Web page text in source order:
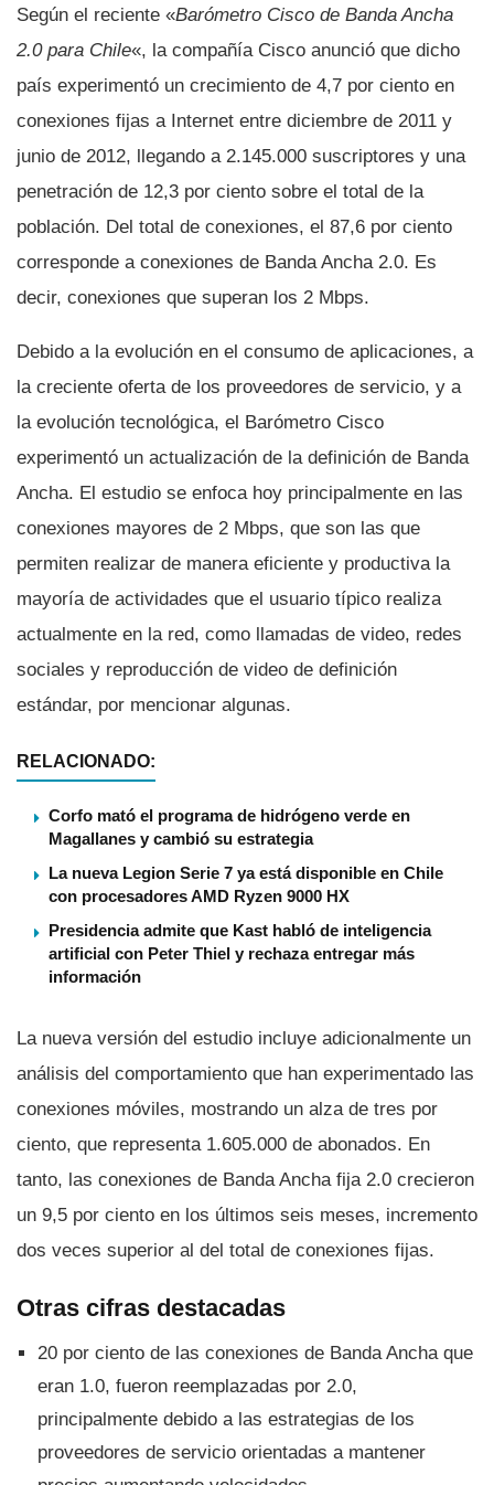
Según el reciente «Barómetro Cisco de Banda Ancha
2.0 para Chile«, la compañí­a Cisco anunció que dicho
paí­s experimentó un crecimiento de 4,7 por ciento en
conexiones fijas a Internet entre diciembre de 2011 y
junio de 2012, llegando a 2.145.000 suscriptores y una
penetración de 12,3 por ciento sobre el total de la
población. Del total de conexiones, el 87,6 por ciento
corresponde a conexiones de Banda Ancha 2.0. Es
decir, conexiones que superan los 2 Mbps.
Debido a la evolución en el consumo de aplicaciones, a
la creciente oferta de los proveedores de servicio, y a
la evolución tecnológica, el Barómetro Cisco
experimentó un actualización de la definición de Banda
Ancha. El estudio se enfoca hoy principalmente en las
conexiones mayores de 2 Mbps, que son las que
permiten realizar de manera eficiente y productiva la
mayorí­a de actividades que el usuario tí­pico realiza
actualmente en la red, como llamadas de video, redes
sociales y reproducción de video de definición
estándar, por mencionar algunas.
RELACIONADO:
Corfo mató el programa de hidrógeno verde en
Magallanes y cambió su estrategia
La nueva Legion Serie 7 ya está disponible en Chile
con procesadores AMD Ryzen 9000 HX
Presidencia admite que Kast habló de inteligencia
artificial con Peter Thiel y rechaza entregar más
información
La nueva versión del estudio incluye adicionalmente un
análisis del comportamiento que han experimentado las
conexiones móviles, mostrando un alza de tres por
ciento, que representa 1.605.000 de abonados. En
tanto, las conexiones de Banda Ancha fija 2.0 crecieron
un 9,5 por ciento en los últimos seis meses, incremento
dos veces superior al del total de conexiones fijas.
Otras cifras destacadas
20 por ciento de las conexiones de Banda Ancha que
eran 1.0, fueron reemplazadas por 2.0,
principalmente debido a las estrategias de los
proveedores de servicio orientadas a mantener